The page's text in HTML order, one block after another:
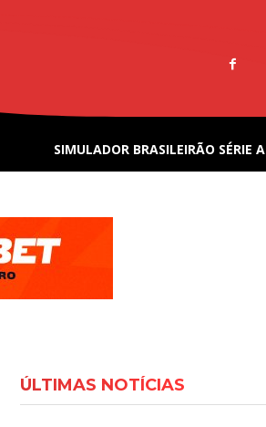
SIMULADOR BRASILEIRÃO SÉRIE A
ÚLTIMAS NOTÍCIAS